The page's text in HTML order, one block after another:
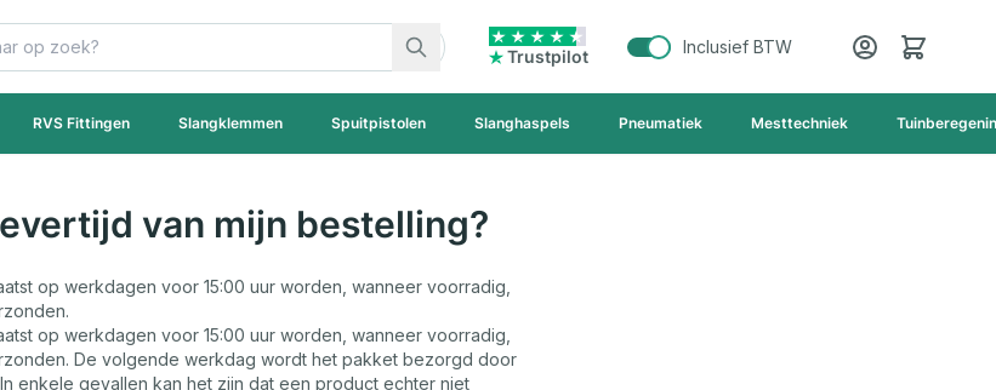
Trustpilot
Inclusief BTW Cart
RVS Fittingen Slangklemmen Spuitpistolen Slanghaspels Pneumatiek Mesttechniek
van mijn bestelling?
op werkdagen voor 15:00 uur worden, wanneer voorradig,
op werkdagen voor 15:00 uur worden, wanneer voorradig,
De volgende werkdag wordt het pakket bezorgd door
enkele gevallen kan het zijn dat een product echter niet